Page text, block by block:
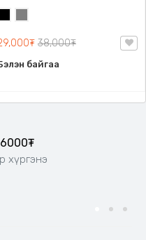
38,000₮
байгаа
6000₮
хүргэнэ